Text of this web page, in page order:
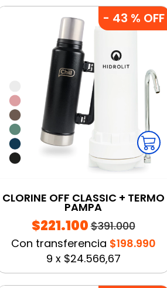
- 43 % OFF
CLORINE OFF CLASSIC + TERMO
PAMPA
$221.100$391.000
Con transferencia $198.990
9 x $24.566,67